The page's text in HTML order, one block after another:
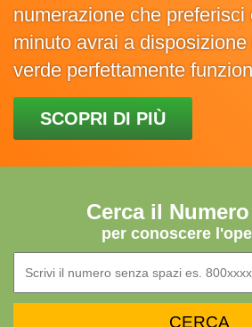
numerazione che preferisci
minuto avrai a
verde perfettamente
SCOPRI DI PIÙ
Cerca il
per conoscere